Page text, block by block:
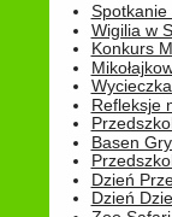
Spotkanie
Wigilia w
Konkurs
Refleksje
Basen
Dzień
Dzień